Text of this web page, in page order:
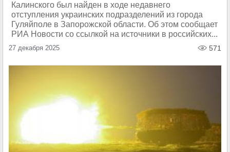
Калинского был найден в ходе недавнего
отступления украинских подразделений из города
Гуляйполе в Запорожской области. Об этом сообщает
РИА Новости со ссылкой на источники в российских...
27 декабря 2025 571